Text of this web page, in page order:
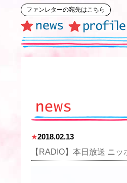
ファンレターの宛先はこちら
★2018.02.13
【RADIO】本日放送 ニ